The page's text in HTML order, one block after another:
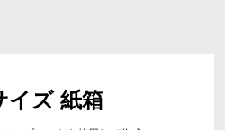
イズ 紙箱